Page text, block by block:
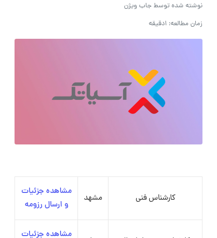
نوشته شده توسطجاب ویژن
زمان مطالعه: 1دقیقه
کارشناس فنی مشهد
مشاهده جزئیات
و ارسال رزومه
مشاهده جزئیات